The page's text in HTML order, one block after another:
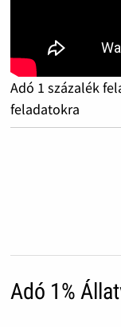
Adó 1 százalék
feladatokra
Adó 1%